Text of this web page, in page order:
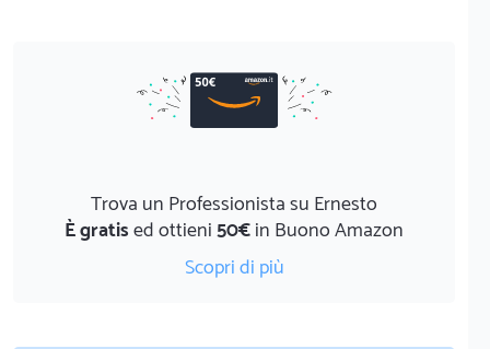
Trova un Professionista su Ernesto
È gratised ottieni50€in Buono Amazon
Scopri di più